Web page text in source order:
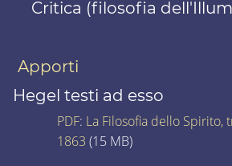
Critica (filosofia
Apporti
Hegel testi ad esso
PDF: La Filosofia dello Spirito,
1863 (15 MB)